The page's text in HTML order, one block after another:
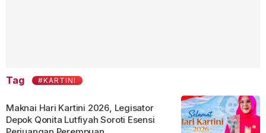
Tag #KARTINI
Maknai Hari Kartini 2026, Legisator
Depok Qonita Lutfiyah Soroti Esensi